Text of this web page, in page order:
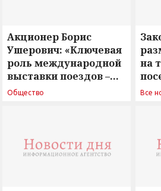
Акционер Борис
Ушерович: «Ключевая
роль международной
выставки поездов –
поиск ответов на
Общество
на
Все